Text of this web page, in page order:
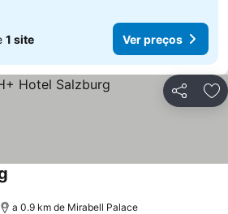
1 site Ver preços
Partilhar
a 0.9 km de Mirabell Palace